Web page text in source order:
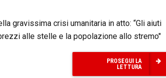
gravissima crisi umanitaria in atto: “Gli aiuti
alle stelle e la popolazione allo stremo"
PROSEGUI LA
LETTURA